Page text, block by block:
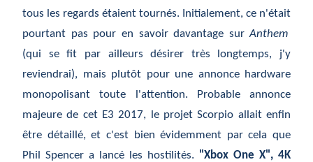
tous les regards étaient tournés. Initialement, ce n'était
pourtant pas pour en savoir davantage surAnthem
(qui se fit par ailleurs désirer très longtemps, j'y
reviendrai), mais plutôt pour une annonce hardware
monopolisant toute l'attention. Probable annonce
majeure de cet E3 2017, le projet Scorpio allait enfin
être détaillé, et c'est bienévidemment par cela que
Phil Spencer a lancé les hostilités. "Xbox One X", 4K